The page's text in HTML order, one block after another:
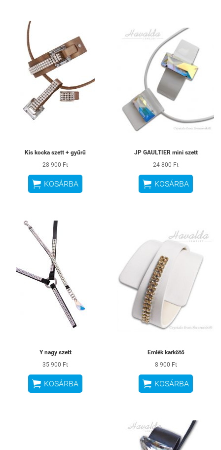
Kis kocka szett + gyűrű
28 900 Ft
 KOSÁRBA
JP GAULTIER mini szett
24 800 Ft
 KOSÁRBA
Y nagy szett
35 900 Ft
 KOSÁRBA
Emlék karkötő
8 900 Ft
 KOSÁRBA